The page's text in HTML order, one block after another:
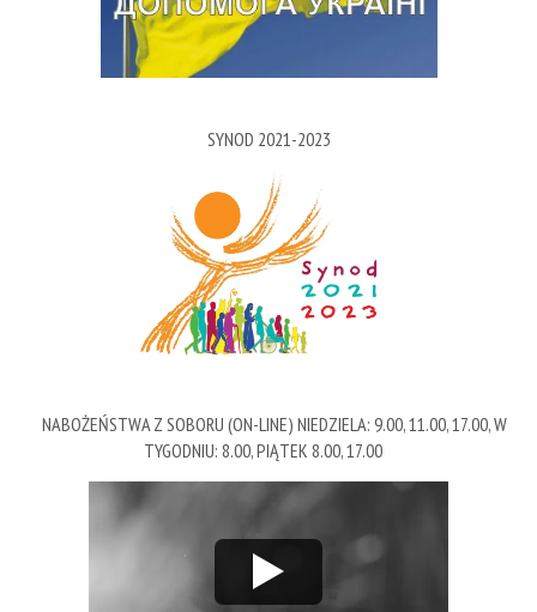
SYNOD 2021-2023
NABOŻEŃSTWA Z SOBORU (ON-LINE) NIEDZIELA: 9.00, 11.00, 17.00, W
TYGODNIU: 8.00, PIĄTEK 8.00, 17.00